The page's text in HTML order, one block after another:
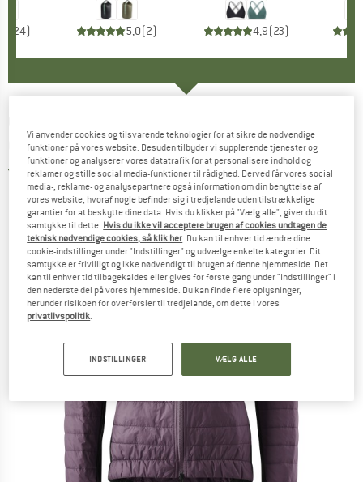
24) 5,0(2) 4,9(23)
Cykeljakke
4,0(2)
Vi anvender cookies og tilsvarende teknologier for at sikre de nødvendige
funktioner på vores website. Desuden tilbyder vi supplerende tjenester og
funktioner og analyserer vores datatrafik for at personalisere indhold og
reklamer og stille social media-funktioner til rådighed. Derved får vores social
media-, reklame- og analysepartnere også information om din benyttelse af
vores website, hvoraf nogle befinder sig i tredjelande uden tilstrækkelige
garantier for at beskytte dine data. Hvis du klikker på "Vælg alle", giver du dit
samtykke til dette. Hvis du ikke vil acceptere brugen af cookies undtagen de
teknisk nødvendige cookies, så klik her . Du kan til enhver tid ændre dine
cookie-indstillinger under "Indstillinger" og udvælge enkelte kategorier. Dit
samtykke er frivilligt og ikke nødvendigt til brugen af denne hjemmeside. Det
kan til enhver tid tilbagekaldes eller gives for første gang under "Indstillinger" i
den nederste del på vores hjemmeside. Du kan finde flere oplysninger,
herunder risikoen for overførsler til tredjelande, om dette i vores
privatlivspolitik
INDSTILLINGER VÆLG ALLE